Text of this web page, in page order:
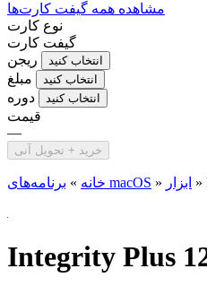
مشاهده همه گیفت کارت‌ها
نوع کارت
گیفت کارت
ریجن
انتخاب کنید
مبلغ انتخاب کنید
دوره انتخاب کنید
قیمت
—
خرید + تحویل آنی
خانه » برنامه‌های macOS » ابزار »
Integrity Plus